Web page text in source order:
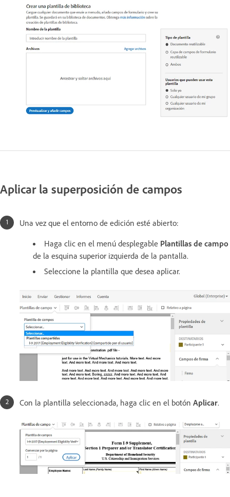
Aplicar la superposición de campos
Una vez que el entorno de edición esté abierto:
Haga clic en el menú desplegable Plantillas de campo
de la esquina superior izquierda de la pantalla.
Seleccione la plantilla que desea aplicar.
Con la plantilla seleccionada, haga clic en el botón Aplicar.